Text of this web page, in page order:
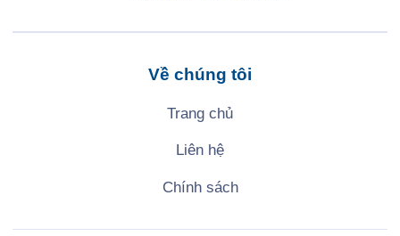
Về chúng tôi
Trang chủ
Liên hệ
Chính sách